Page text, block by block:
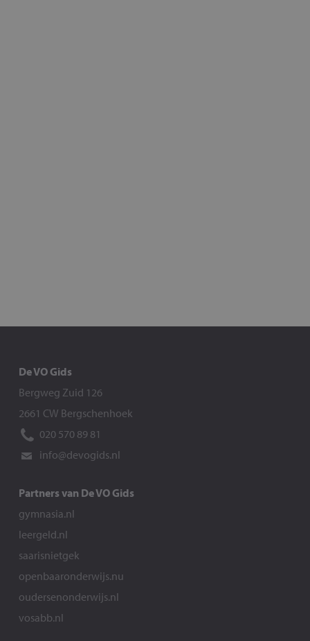
De VO Gids
Bergweg Zuid 126
2661 CW Bergschenhoek
020 570 89 81
info@devogids.nl
Partners van De VO Gids
gymnasia.nl
leergeld.nl
saarisnietgek
openbaaronderwijs.nu
oudersenonderwijs.nl
vosabb.nl